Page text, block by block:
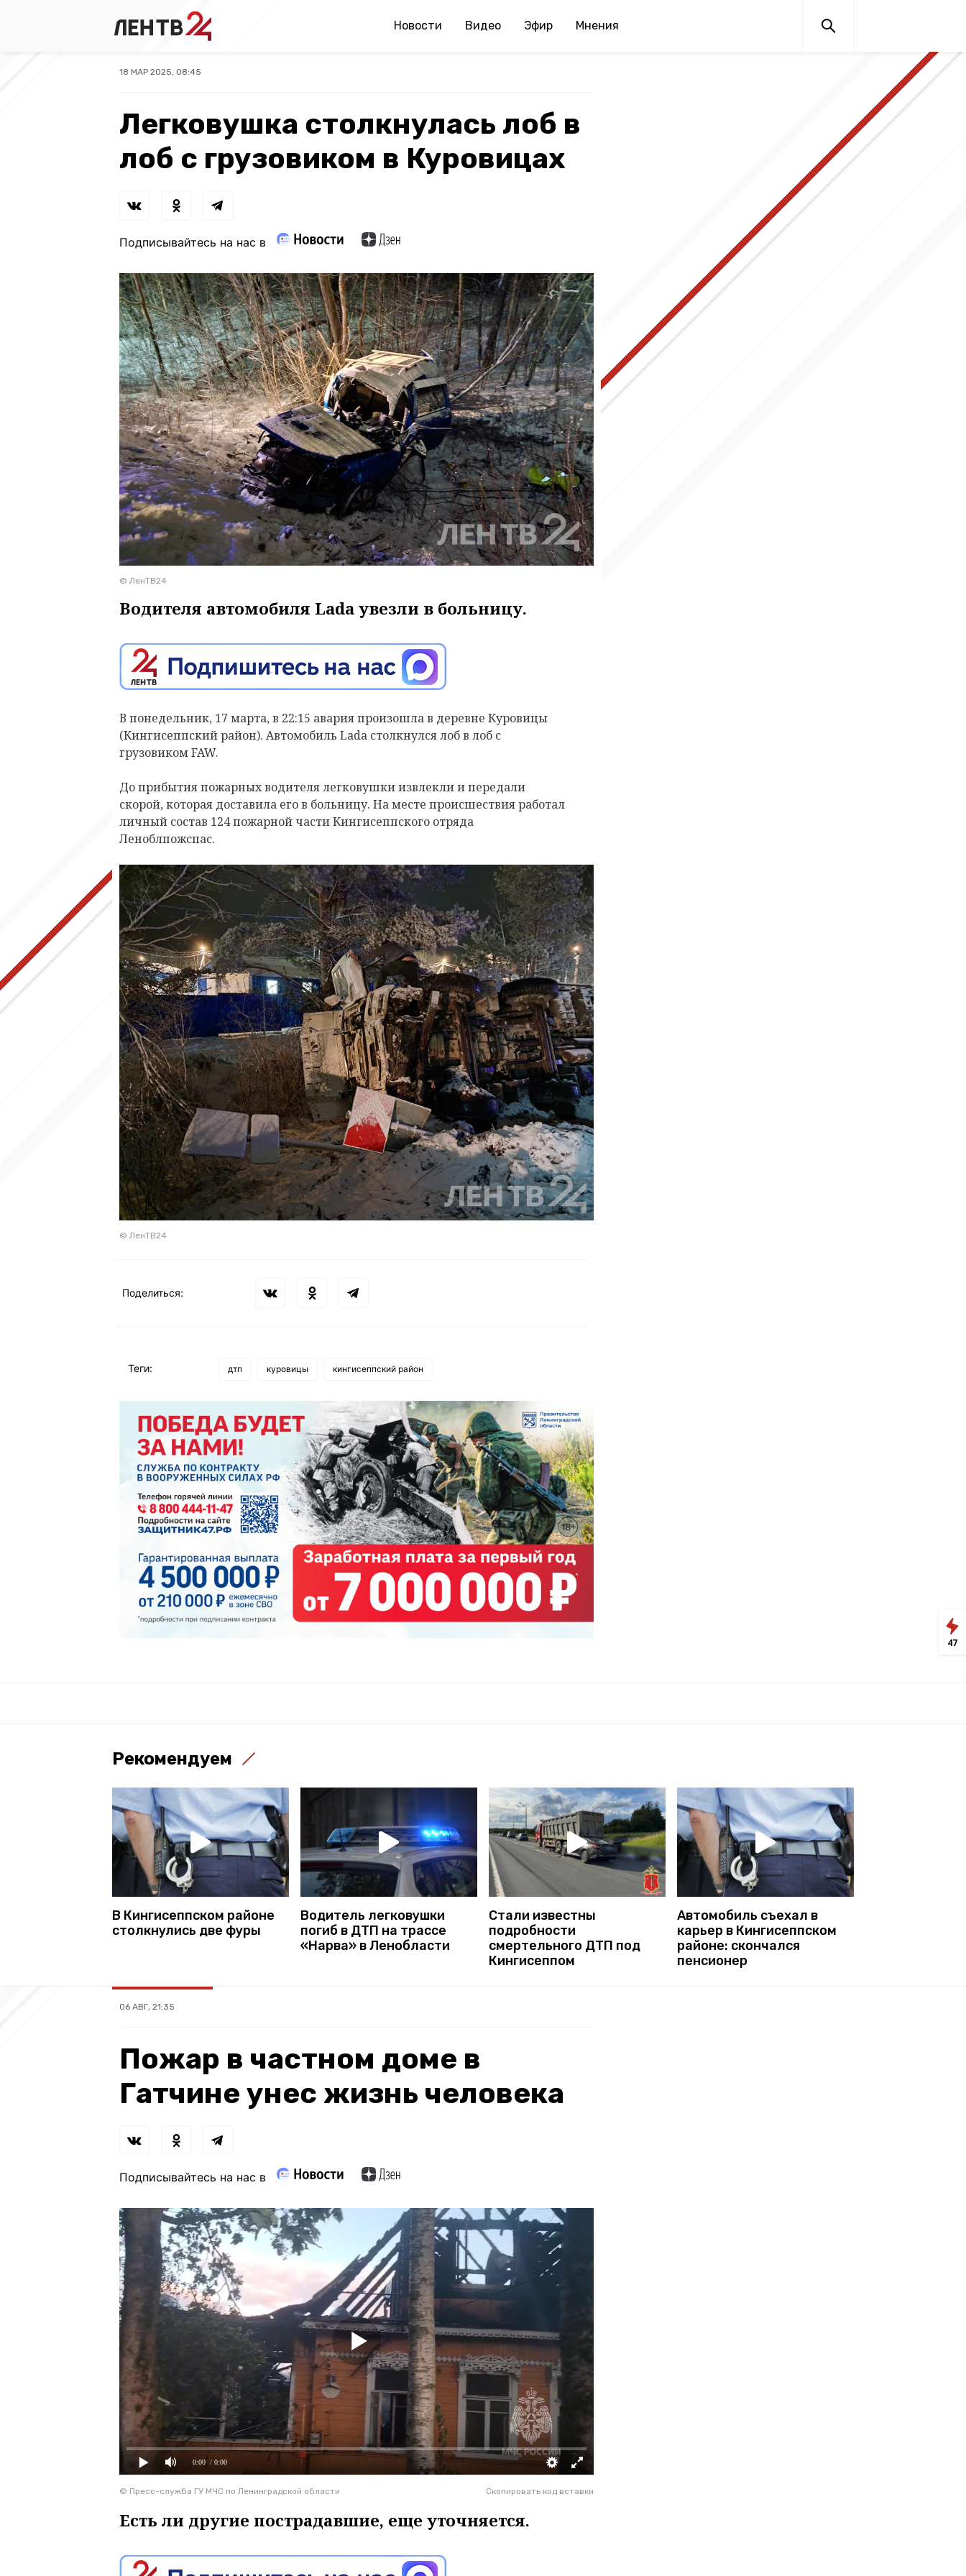
Новости Видео Эфир Мнения
18 МАР 2025, 08:45
Легковушка столкнулась лоб в
лоб с грузовиком в Куровицах
Подписывайтесь на нас в
© ЛенТВ24
Водителя автомобиля Lada увезли в больницу.
В понедельник, 17 марта, в 22:15 авария произошла в деревне Куровицы
(Кингисеппский район). Автомобиль Lada столкнулся лоб в лоб с
грузовикомFAW.
До прибытия пожарных водителя легковушки извлекли и передали
скорой, которая доставила его в больницу. На месте происшествия работал
личный состав 124 пожарной части Кингисеппского отряда
Леноблпожспас.
© ЛенТВ24
Поделиться:
Теги: дтп куровицы кингисеппский район
Рекомендуем
В Кингисеппском районе
столкнулись две фуры
Водитель легковушки
погиб в ДТП на трассе
«Нарва» в Ленобласти
Стали известны
подробности
смертельного ДТП под
Кингисеппом
Автомобиль съехал в
карьер в Кингисеппском
районе: скончался
пенсионер
06 АВГ, 21:35
Пожар в частном доме в
Гатчине унес жизнь человека
Подписывайтесь на нас в
0:00 / 0:00
Скопировать код вставки
© Пресс-служба ГУ МЧС по Ленинградской области
Есть ли другие пострадавшие, еще уточняется.
47